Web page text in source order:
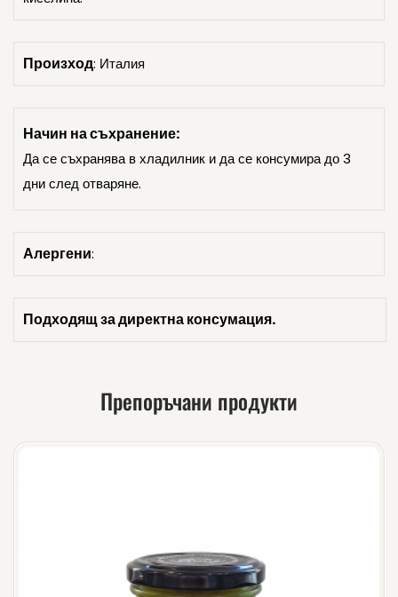
Произход: Италия
Начин на съхранение:
Да се съхранява в хладилник и да се консумира до 3
дни след отваряне.
Алергени:
Подходящ за директна консумация.
Препоръчани продукти